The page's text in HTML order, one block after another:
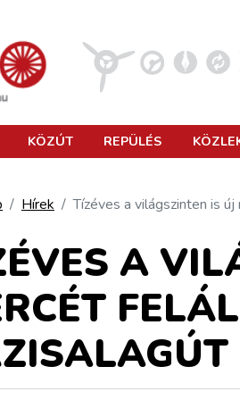
KÖZÚT REPÜLÉS
Hírek Tízéves a világszinten is
A